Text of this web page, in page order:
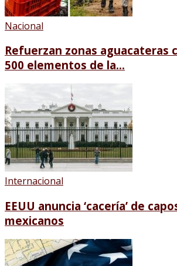
Nacional
Refuerzan zonas aguacateras
500 elementos de la...
Internacional
EEUU anuncia ‘cacería’ de
mexicanos